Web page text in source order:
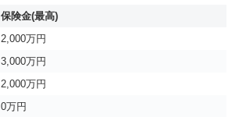
保険金(最高)
2,000万円
3,000万円
2,000万円
0万円